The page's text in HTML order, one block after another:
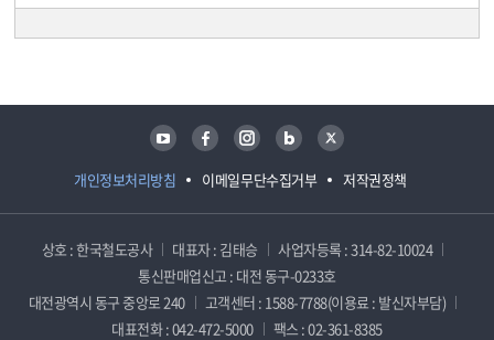
개인정보처리방침 이메일무단수집거부 저작권정책
유튜브 페이스북 인스타그램 블로그 트위터
상호 : 한국철도공사 대표자 : 김태승
사업자등록 : 314-82-10024
통신판매업신고 : 대전 동구-0233호
대전광역시 동구 중앙로 240
고객센터 : 1588-7788(이용료 : 발신자부담)
대표전화 : 042-472-5000
팩스 : 02-361-8385